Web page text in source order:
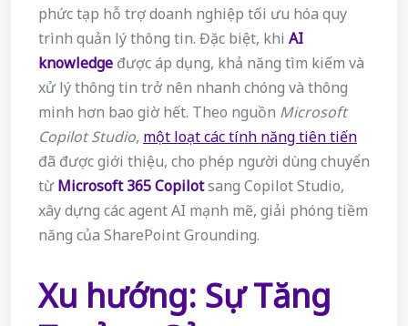
phức tạp hỗ trợ doanh nghiệp tối ưu hóa quy
trình quản lý thông tin. Đặc biệt, khi AI
knowledge được áp dụng, khả năng tìm kiếm và
xử lý thông tin trở nên nhanh chóng và thông
minh hơn bao giờ hết. Theo nguồn Microsoft
Copilot Studio, một loạt các tính năng tiên tiến
đã được giới thiệu, cho phép người dùng chuyển
từMicrosoft 365 Copilotsang Copilot Studio,
xây dựng các agent AI mạnh mẽ, giải phóng tiềm
năng của SharePoint Grounding.
Xu hướng: Sự Tăng